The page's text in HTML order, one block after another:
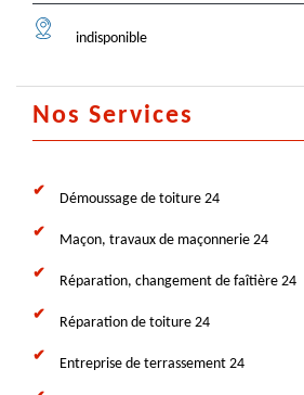
indisponible
Nos Services
Démoussage de toiture 24
Maçon, travaux de maçonnerie 24
Réparation, changement de faîtière 24
Réparation de toiture 24
Entreprise de terrassement 24